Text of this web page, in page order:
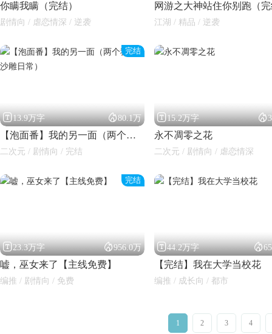
你瞒我瞒（完结）
剧情向 / 虐恋情深 / 逆袭
网游之大神站住你别跑（
江湖 / 精品 / 逆袭
完结
13.9万字 80.1万
【泡面番】我的另一面（两个我的沙雕日常）
二次元 / 剧情向 / 完结
15.2万字 
永不凋零之花
二次元 / 剧情向 / 虐恋情深
完结
23.3万字 956.0万
嘘，巫女来了【主线免费】
编推 / 剧情向 / 免费
44.2万字 
【完结】我在大学当校花
编推 / 成长向 / 都市
1 2 3 4